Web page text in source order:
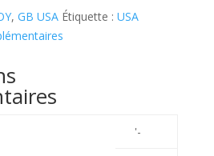
, GB USA Étiquette : USA
'-